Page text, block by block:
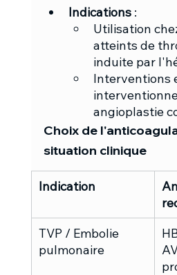
Indications :
Utilisation
atteints de
induite par
Interventions
angioplastie
Choix de
situation clinique
Indication
TVP / Embolie
pulmonaire